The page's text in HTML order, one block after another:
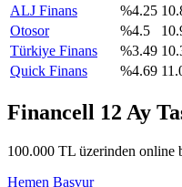
ALJ Finans
%4.25
Otosor
%4.5
Türkiye Finans
%3.49
Quick Finans
%4.69
Financell 12 Ay
100.000 TL üzerinden online
Hemen Başvur